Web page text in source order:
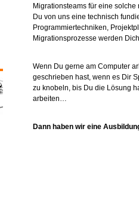
Migrationsteams für eine
Du von uns eine technisch
Programmiertechniken,
Migrationsprozesse werden
Wenn Du gerne am Computer
geschrieben hast, wenn es Dir
zu knobeln, bis Du die Lösung
arbeiten…
Dann haben wir eine